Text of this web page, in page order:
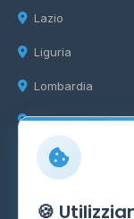
Lazio
Liguria
Lombardia
Marche
Info
🍪